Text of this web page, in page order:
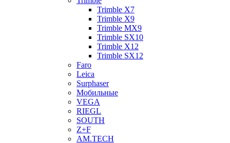
Trimble X7
Trimble X9
Trimble MX9
Trimble SX10
Trimble X12
Trimble SX12
Faro
Leica
Surphaser
Мобильные
VEGA
RIEGL
SOUTH
Z+F
AM.TECH